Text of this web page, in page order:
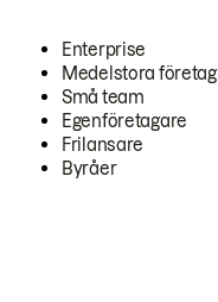
Enterprise
Medelstora företag
Små team
Egenföretagare
Frilansare
Byråer